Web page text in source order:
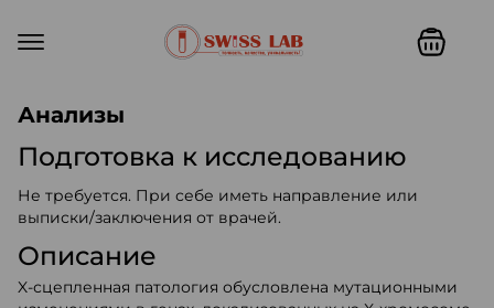
Анализы
Подготовка к исследованию
Не требуется. При себе иметь направление или
выписки/заключения от врачей.
Описание
X-сцепленная патология обусловлена мутационными